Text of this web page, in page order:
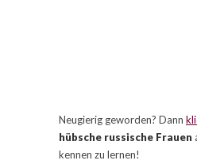
Neugierig geworden? Dann
hübsche russische Frauen
kennen zu lernen!